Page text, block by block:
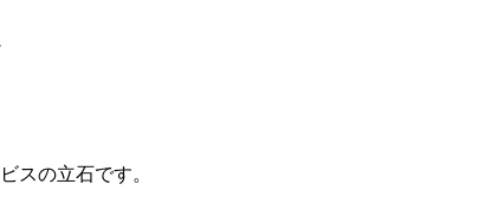
スの立石です。